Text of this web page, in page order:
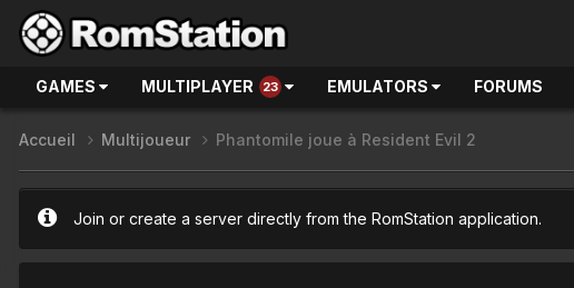
GAMES MULTIPLAYER 23 EMULATORS FORUMS
Accueil Multijoueur Phantomile joue à Resident Evil 2
Join or create a server directly from the RomStation application.